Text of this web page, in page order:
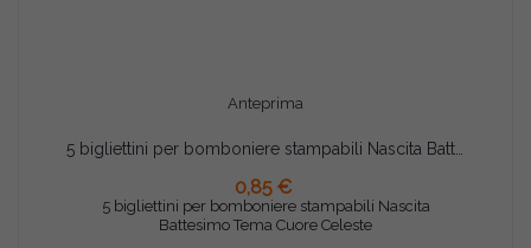
Anteprima
0,85 €
5 bigliettini per bomboniere stampabili Nascita
Battesimo Tema Cuore Celeste
AGGIUNGI AL CARRELLO